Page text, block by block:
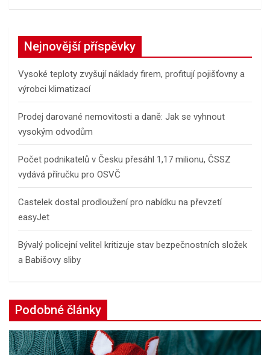
a
h
Nejnovější příspěvky
Vysoké teploty zvyšují náklady firem, profitují pojišťovny a
výrobci klimatizací
Prodej darované nemovitosti a daně: Jak se vyhnout
vysokým odvodům
Počet podnikatelů v Česku přesáhl 1,17 milionu, ČSSZ
vydává příručku pro OSVČ
Castelek dostal prodloužení pro nabídku na převzetí
easyJet
Bývalý policejní velitel kritizuje stav bezpečnostních složek
a Babišovy sliby
Podobné články